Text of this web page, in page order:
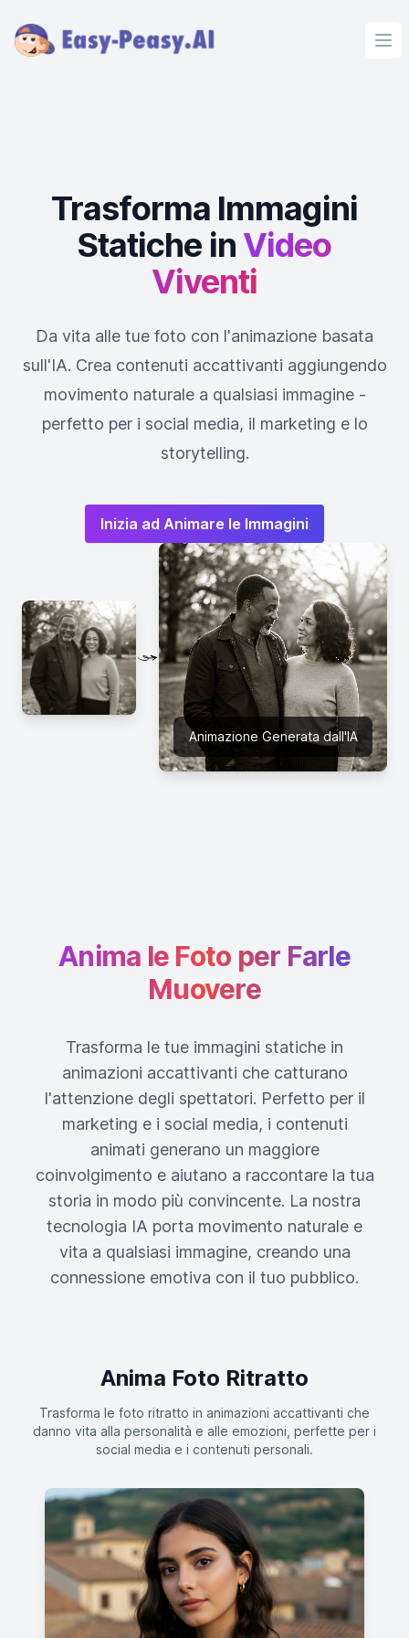
Trasforma Immagini
Statiche in Video
Viventi
Da vita alle tue foto con l'animazione basata
sull'IA. Crea contenuti accattivanti aggiungendo
movimento naturale a qualsiasi immagine -
perfetto per i social media, il marketing e lo
storytelling.
Inizia ad Animare le Immagini
Animazione Generata dall'IA
Anima le Foto per Farle
Muovere
Trasforma le tue immagini statiche in
animazioni accattivanti che catturano
l'attenzione degli spettatori. Perfetto per il
marketing e i social media, i contenuti
animati generano un maggiore
coinvolgimento e aiutano a raccontare la tua
storia in modo più convincente. La nostra
tecnologia IA porta movimento naturale e
vita a qualsiasi immagine, creando una
connessione emotiva con il tuo pubblico.
Anima Foto Ritratto
Trasforma le foto ritratto in animazioni accattivanti che
danno vita alla personalità e alle emozioni, perfette per i
social media e i contenuti personali.